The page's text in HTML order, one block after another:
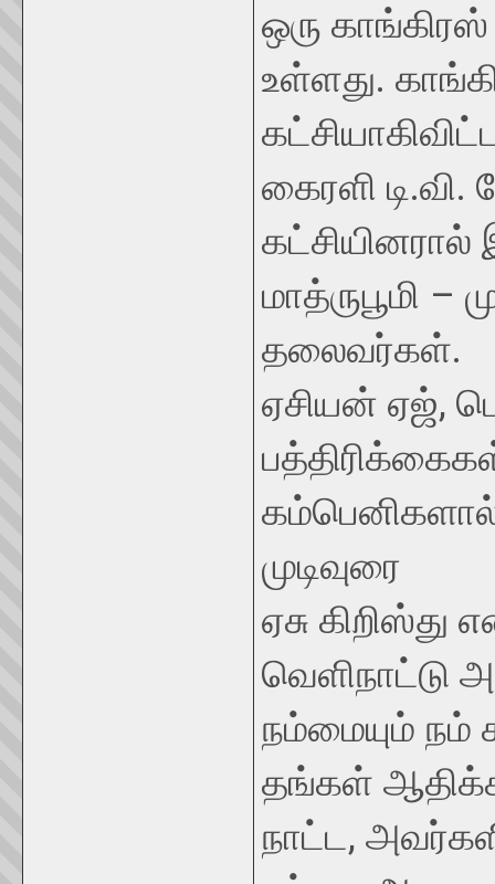
ஒரு
உள்ளது.
கைரளி
கட்சியினரால்
மாத்ருபூமி
தலைவர்கள்.
ஏசியன் ஏஜ்,
கம்பெனிகளால்
முடிவுரை
ஏசு
வெளிநாட்டு
நம்மையும் நம்
தங்கள் ஆதிக்க
நாட்ட,